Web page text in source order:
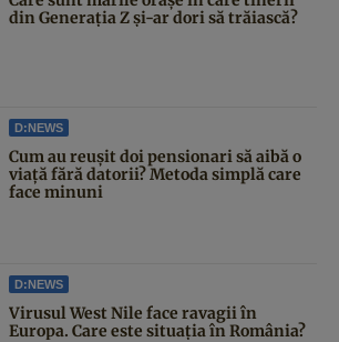
din Generația Z și-ar dori să trăiască?
D:NEWS
Cum au reușit doi pensionari să aibă o
viață fără datorii? Metoda simplă care
face minuni
D:NEWS
Virusul West Nile face ravagii în
Europa. Care este situația în România?